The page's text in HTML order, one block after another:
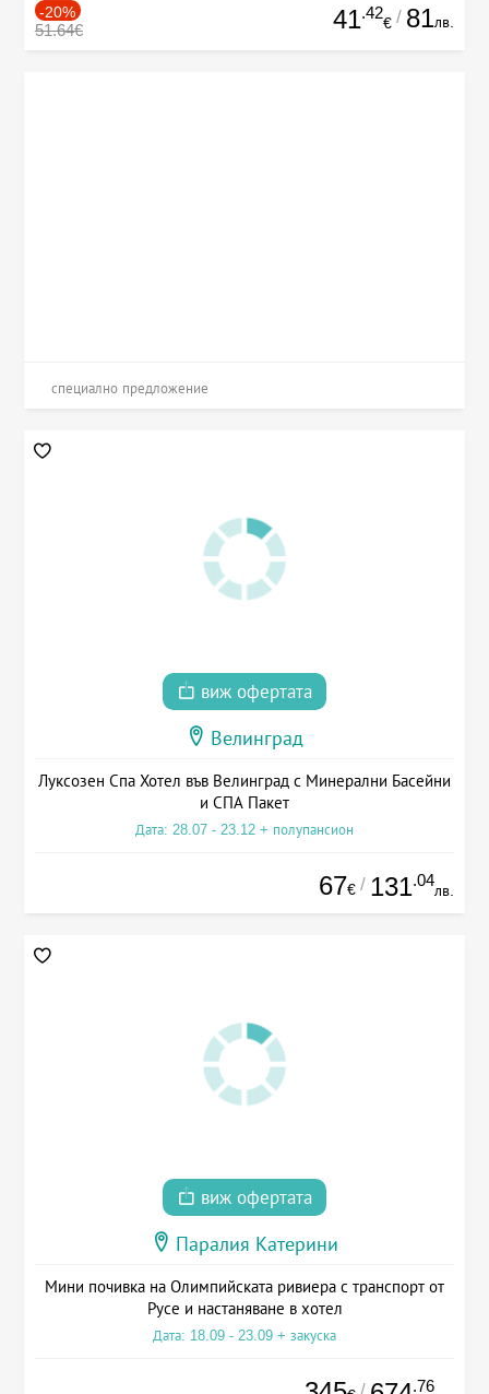
-20%
51.64€ 41.42
€ / 81лв.
специално предложение
виж офертата
Велинград
Луксозен Спа Хотел във Велинград с Минерални Басейни
и СПА Пакет
Дата: 28.07 - 23.12 + полупансион
67€ / 131.04
лв.
виж офертата
Паралия Катерини
Мини почивка на Олимпийската ривиера с транспорт от
Русе и настаняване в хотел
Дата: 18.09 - 23.09 + закуска
.76